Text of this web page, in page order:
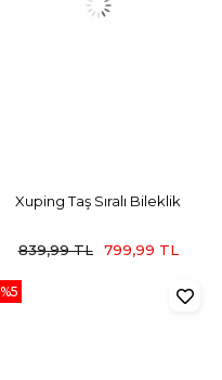
Xuping Taş Sıralı Bileklik
839,99 TL 799,99 TL
%5